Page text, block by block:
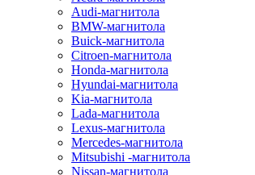
Audi-магнитола
BMW-магнитола
Buick-магнитола
Citroen-магнитола
Honda-магнитола
Hyundai-магнитола
Kia-магнитола
Lada-магнитола
Lexus-магнитола
Mercedes-магнитола
Mitsubishi -магнитола
Nissan-магнитола